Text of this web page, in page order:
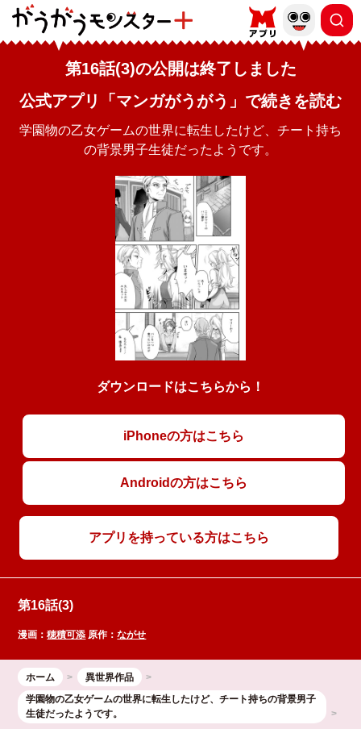
第16話(3)の公開は終了しました
公式アプリ「マンガがうがう」で続きを読む
学園物の乙女ゲームの世界に転生したけど、チート持ち
の背景男子生徒だったようです。
ダウンロードはこちらから！
iPhoneの方はこちら
Androidの方はこちら
アプリを持っている方はこちら
第16話(3)
漫画：穂積可添 原作：ながせ
ホーム
異世界作品
学園物の乙女ゲームの世界に転生したけど、チート持ちの背景男子
生徒だったようです。